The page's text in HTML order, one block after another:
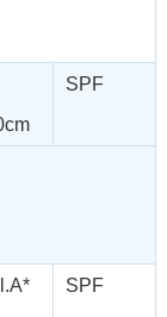
SPF
SPF